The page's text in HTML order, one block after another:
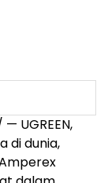
UGREEN,
di dunia,